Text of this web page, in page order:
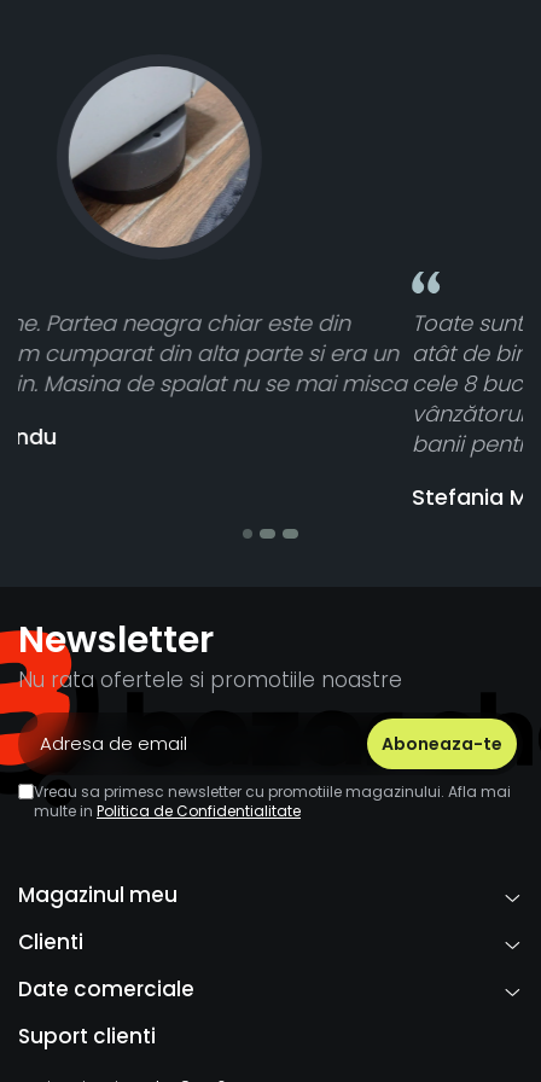
Toate sunt foarte luminoase și funcționează
atât de bine în curtea din spate. A primit toate
cele 8 bucati dar una nu a funcționat,
vânzătorul a răspuns rapid și a rambursat
banii pentru 1 bucata, Multumesc
Newsletter
Nu rata ofertele si promotiile noastre
Vreau sa primesc newsletter cu promotiile magazinului. Afla mai
multe in Politica de Confidentialitate
Magazinul meu
Clienti
Date comerciale
Suport clienti